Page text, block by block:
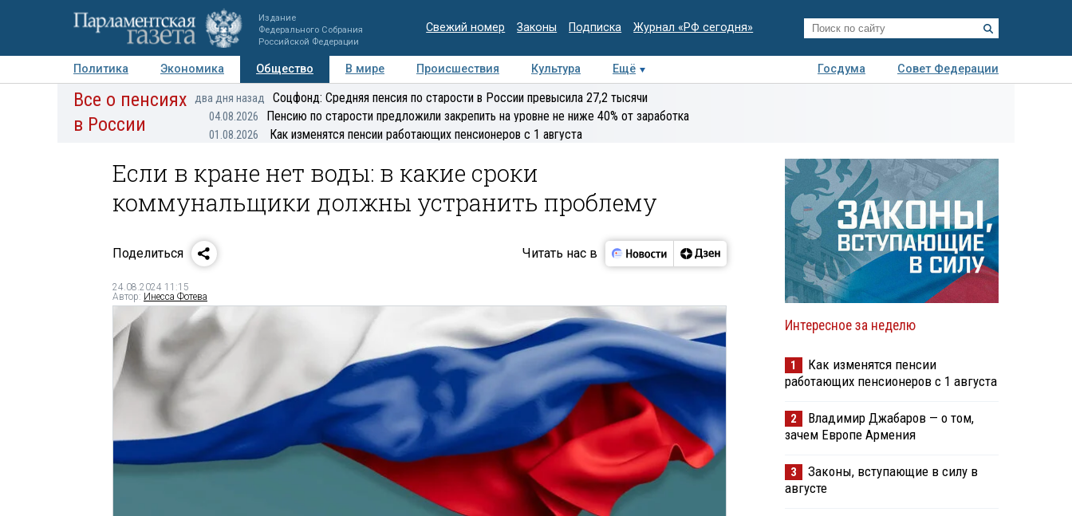
Издание
Федерального Собрания
Российской Федерации
Свежий номер Законы Подписка Журнал «РФ сегодня»
Политика Экономика Общество В мире Происшествия Культура Ещё Госдума
Совет Федерации
Авторы Персоны Мнения Регионы Медиацентр Интервью Колумнисты
Все о пенсиях
в России
два дня назад Соцфонд: Средняя пенсия по старости в России превысила 27,2 тысячи
04.08.2026 Пенсию по старости предложили закрепить на уровне не ниже 40% от заработка
01.08.2026 Как изменятся пенсии работающих пенсионеров с 1 августа
Если в кране нет воды: в какие сроки
коммунальщики должны устранить проблему
Поделиться Читать нас в
24.08.2024 11:15
Автор: Инесса Фотева
Интересное за неделю
1
Как изменятся пенсии
работающих пенсионеров с 1 августа
2
Владимир Джабаров — о том,
зачем Европе Армения
3
Законы, вступающие в силу в
августе